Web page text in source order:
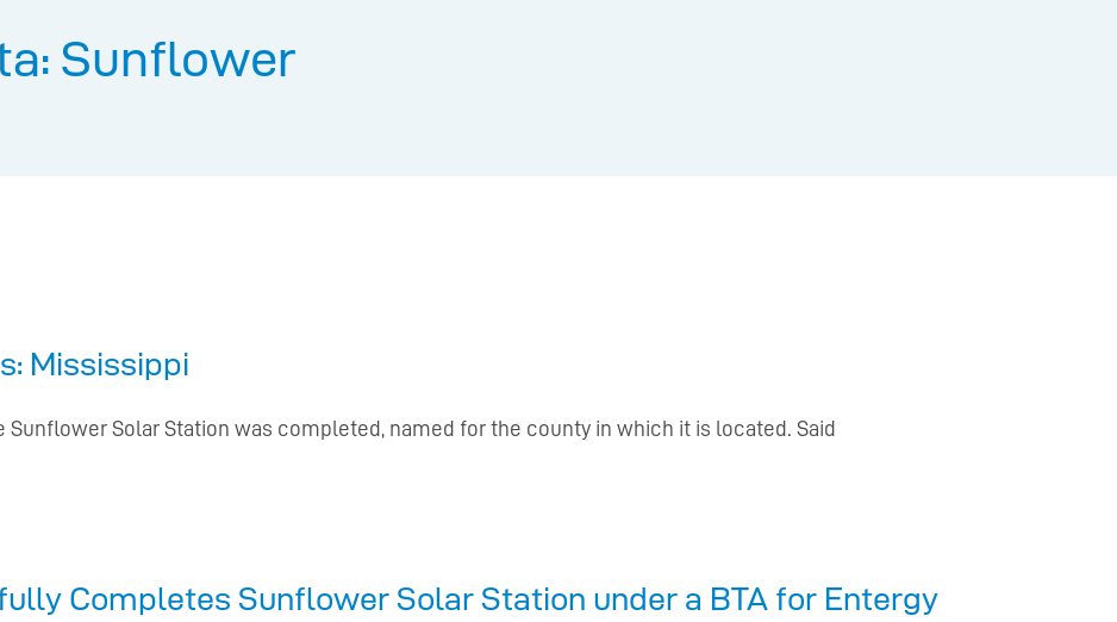
Sunflower
Mississippi
Sunflower Solar Station was completed, named for the county in which it is located. Said
Completes Sunflower Solar Station under a BTA for Entergy